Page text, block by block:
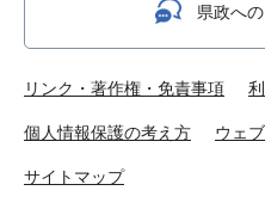
県政へ
リンク・著作権・免責事項
個人情報保護の考え方 ウェ
サイトマップ